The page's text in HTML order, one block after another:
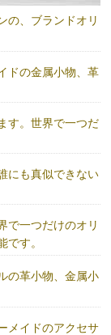
の、ブランドオリ
ドの金属小物、革
す。世界で一つだ
にも真似できない
で一つだけのオリ
です。
の革小物、金属小
メイドのアクセサ